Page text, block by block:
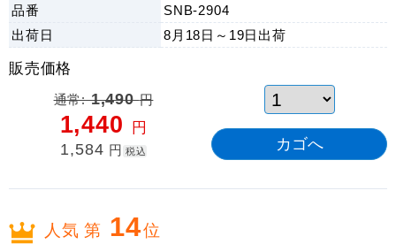
品番
SNB-2904
出荷日 8月18日～19日 出荷
販売価格
通常:1,490円
1,440 円
1,584 円 税込
人気 第 14位